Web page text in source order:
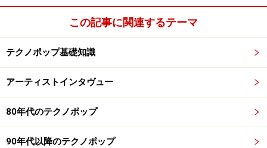
この記事に関連するテーマ
テクノポップ基礎知識
アーティストインタヴュー
80年代のテクノポップ
90年代以降のテクノポップ